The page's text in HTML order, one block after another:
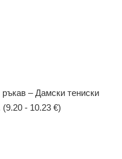
– Дамски тениски
(9.20 - 10.23 €)